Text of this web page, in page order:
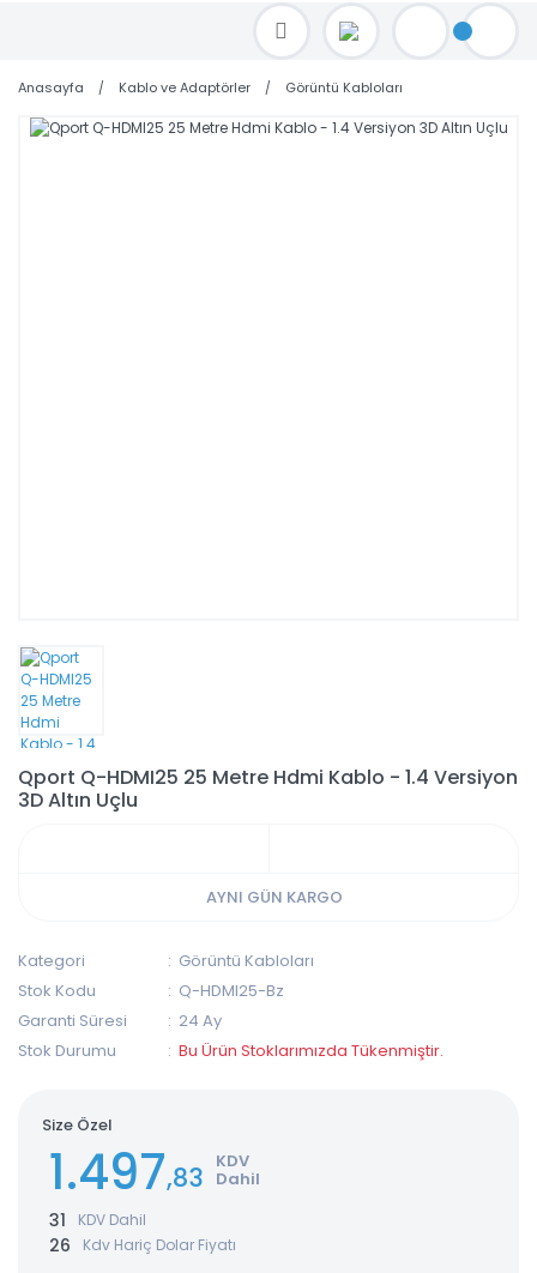
TOPTAN FİYAT ALMAK İÇİN satis@toptanbilgisayar.net MAİL ATINIZ.
SİPARİŞLERİNİZİ AYNI GÜN KARGO İLE GÖNDERİYORUZ!
Anasayfa Kablo ve Adaptörler Görüntü Kabloları
Qport Q-HDMI25 25 Metre Hdmi Kablo - 1.4 Versiyon
3D Altın Uçlu
AYNI GÜN KARGO
Kategori
Görüntü Kabloları
Stok Kodu
Q-HDMI25-Bz
Garanti Süresi
24 Ay
Stok Durumu
Bu Ürün Stoklarımızda Tükenmiştir.
Size Özel
1.497,83 KDV
Dahil
31 KDV Dahil
26 Kdv Hariç Dolar Fiyatı